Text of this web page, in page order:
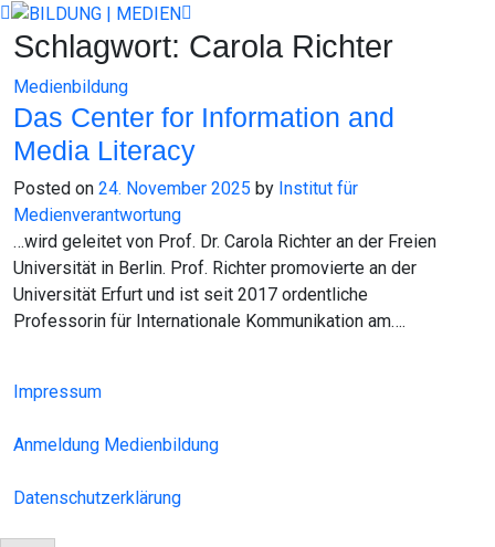
Skip
content
Schlagwort: Carola Richter
Medienbildung
Das Center for Information and
Media Literacy
Posted on 24. November 2025 by Institut für
Medienverantwortung
…wird geleitet von Prof. Dr. Carola Richter an der Freien
Universität in Berlin. Prof. Richter promovierte an der
Universität Erfurt und ist seit 2017 ordentliche
Professorin für Internationale Kommunikation am….
Impressum
Anmeldung Medienbildung
Datenschutzerklärung